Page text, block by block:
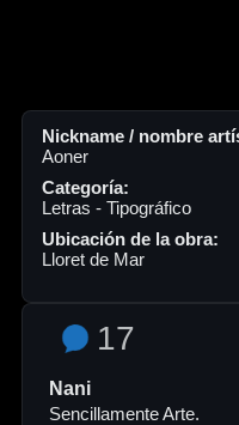
Nickname / nombre
Aoner
Categoría:
Letras - Tipográfico
Ubicación de la obra:
Lloret de Mar
17
Nani
Sencillamente Arte.